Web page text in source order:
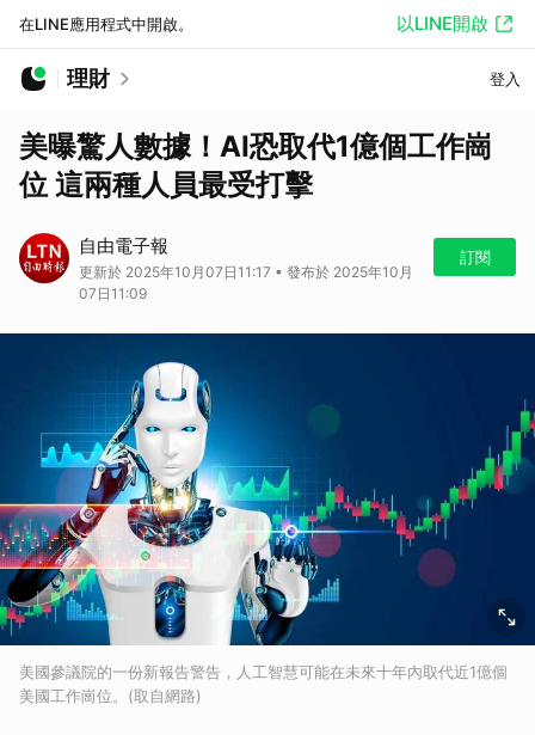
在LINE應用程式中開啟。 以LINE開啟
理財 登入
美曝驚人數據！AI恐取代1億個工作崗
位 這兩種人員最受打擊
自由電子報
更新於 2025年10月07日11:17 • 發布於 2025年10月
07日11:09
訂閱
美國參議院的一份新報告警告，人工智慧可能在未來十年內取代近1億個
美國工作崗位。(取自網路)